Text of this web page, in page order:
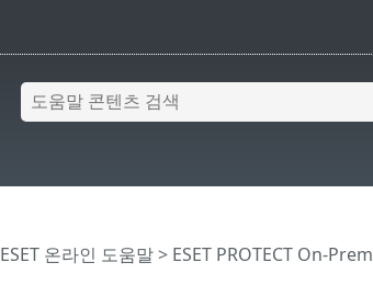
ESET 온라인 도움말> ESET PROTECT On-Prem